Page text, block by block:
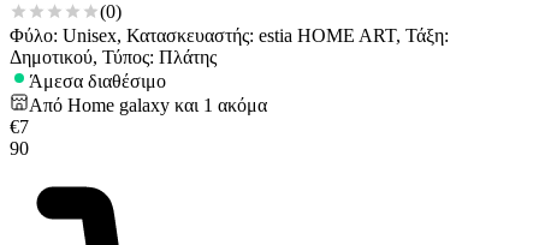
(0)
Φύλο: Unisex, Κατασκευαστής: estia HOME ART, Τάξη:
Δημοτικού, Τύπος: Πλάτης
Άμεσα διαθέσιμο
Από Home galaxy και 1 ακόμα
€7
90